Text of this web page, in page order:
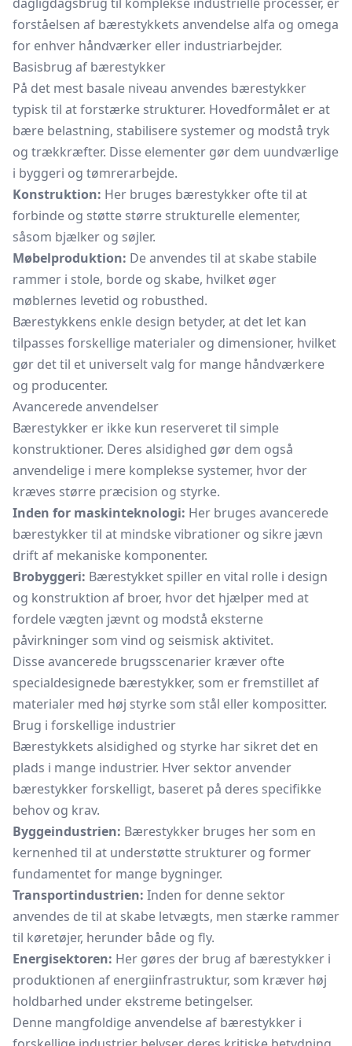
forståelsen af bærestykkets anvendelse alfa og omega
for enhver håndværker eller industriarbejder.
Basisbrug af bærestykker
På det mest basale niveau anvendes bærestykker
typisk til at forstærke strukturer. Hovedformålet er at
bære belastning, stabilisere systemer og modstå tryk
og trækkræfter. Disse elementer gør dem uundværlige
i byggeri og tømrerarbejde.
Konstruktion: Her bruges bærestykker ofte til at
forbinde og støtte større strukturelle elementer,
såsom bjælker og søjler.
Møbelproduktion: De anvendes til at skabe stabile
rammer i stole, borde og skabe, hvilket øger
møblernes levetid og robusthed.
Bærestykkens enkle design betyder, at det let kan
tilpasses forskellige materialer og dimensioner, hvilket
gør det til et universelt valg for mange håndværkere
og producenter.
Avancerede anvendelser
Bærestykker er ikke kun reserveret til simple
konstruktioner. Deres alsidighed gør dem også
anvendelige i mere komplekse systemer, hvor der
kræves større præcision og styrke.
Inden for maskinteknologi: Her bruges avancerede
bærestykker til at mindske vibrationer og sikre jævn
drift af mekaniske komponenter.
Brobyggeri: Bærestykket spiller en vital rolle i design
og konstruktion af broer, hvor det hjælper med at
fordele vægten jævnt og modstå eksterne
påvirkninger som vind og seismisk aktivitet.
Disse avancerede brugsscenarier kræver ofte
specialdesignede bærestykker, som er fremstillet af
materialer med høj styrke som stål eller kompositter.
Brug i forskellige industrier
Bærestykkets alsidighed og styrke har sikret det en
plads i mange industrier. Hver sektor anvender
bærestykker forskelligt, baseret på deres specifikke
behov og krav.
Byggeindustrien: Bærestykker bruges her som en
kernenhed til at understøtte strukturer og former
fundamentet for mange bygninger.
Transportindustrien: Inden for denne sektor
anvendes de til at skabe letvægts, men stærke rammer
til køretøjer, herunder både og fly.
Energisektoren: Her gøres der brug af bærestykker i
produktionen af energiinfrastruktur, som kræver høj
holdbarhed under ekstreme betingelser.
Denne mangfoldige anvendelse af bærestykker i